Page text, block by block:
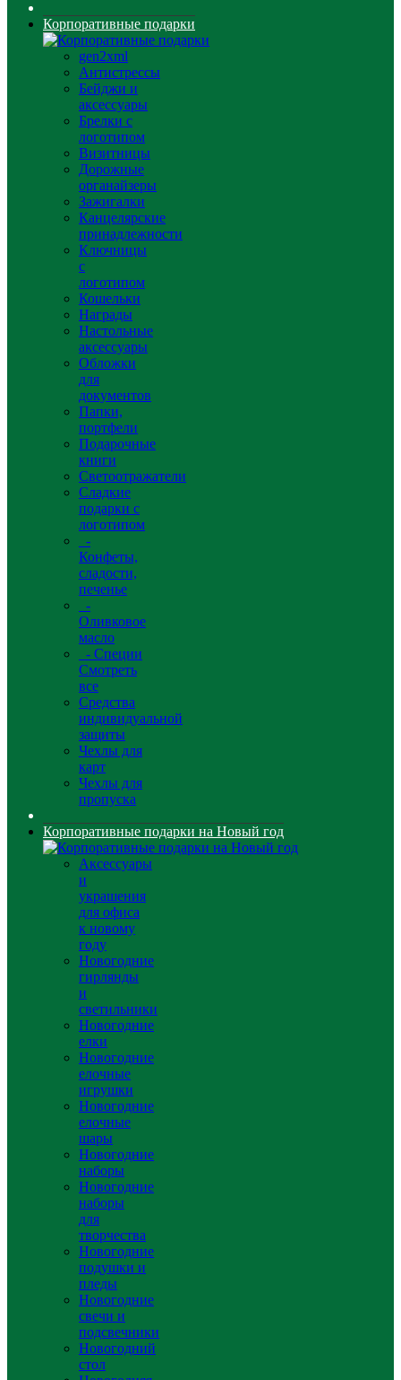
Корпоративные подарки
gen2xml
Антистрессы
Бейджи и
аксессуары
Брелки с
логотипом
Визитницы
Дорожные
органайзеры
Зажигалки
Канцелярские
принадлежности
Ключницы
с
логотипом
Кошельки
Награды
Настольные
аксессуары
Обложки
для
документов
Папки,
портфели
Подарочные
книги
Светоотражатели
Сладкие
подарки с
логотипом
-
Конфеты,
сладости,
печенье
-
Оливковое
масло
- Специи
Смотреть
все
Средства
индивидуальной
защиты
Чехлы для
карт
Чехлы для
пропуска
Корпоративные подарки на Новый год
Аксессуары
и
украшения
для офиса
к новому
году
Новогодние
гирлянды
и
светильники
Новогодние
елки
Новогодние
елочные
игрушки
Новогодние
елочные
шары
Новогодние
наборы
Новогодние
наборы
для
творчества
Новогодние
подушки и
пледы
Новогодние
свечи и
подсвечники
Новогодний
стол